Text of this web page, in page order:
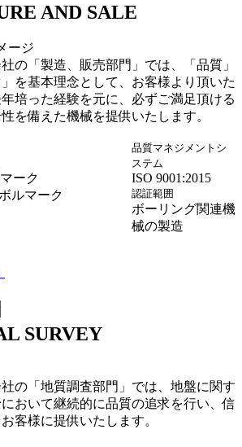
AND SALE
の「製造、販売部門」では、「品質」
」を基本理念として、お客様より頂いた
培った経験を元に、必ずご満足頂ける
を備えた機械を提供いたします。
品質マネジメントシ
ステム
ISO 9001:2015
認証範囲
ボーリング関連機
械の製造
SURVEY
の「地質調査部門」では、地盤に関す
おいて継続的に品質の追求を行い、信
客様に提供いたします。